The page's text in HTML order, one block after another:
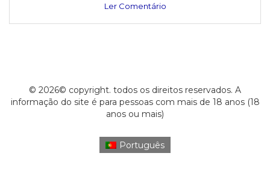
Ler Comentário
© 2026© copyright. todos os direitos reservados. A
informação do site é para pessoas com mais de 18 anos (18
anos ou mais)
Português